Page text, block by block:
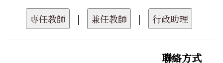
| |
聯絡方式